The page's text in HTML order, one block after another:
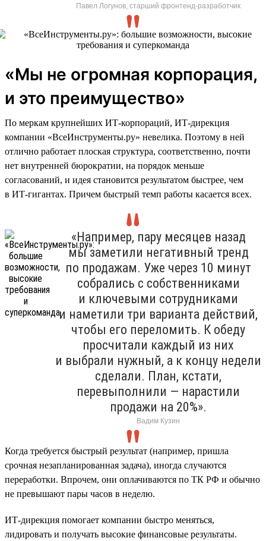
Павел Логунов, старший фронтенд-разработчик
«Мы не огромная корпорация,
и это преимущество»
По меркам крупнейших ИТ-корпораций, ИТ-дирекция
компании «ВсеИнструменты.ру» невелика. Поэтому в ней
отлично работает плоская структура, соответственно, почти
нет внутренней бюрократии, на порядок меньше
согласований, и идея становится результатом быстрее, чем
в ИТ-гигантах. Причем быстрый темп работы касается всех.
«Например, пару месяцев назад
мы заметили негативный тренд
по продажам. Уже через 10 минут
собрались с собственниками
и ключевыми сотрудниками
и наметили три варианта действий,
чтобы его переломить. К обеду
просчитали каждый из них
и выбрали нужный, а к концу недели
сделали. План, кстати,
перевыполнили — нарастили
продажи на 20%».
Вадим Кузин
Когда требуется быстрый результат (например, пришла
срочная незапланированная задача), иногда случаются
переработки. Впрочем, они оплачиваются по ТК РФ и обычно
не превышают пары часов в неделю.
ИТ-дирекция помогает компании быстро меняться,
лидировать и получать высокие финансовые результаты.